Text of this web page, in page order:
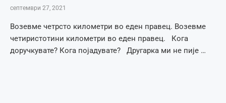
септември 27, 2021
Возевме четрсто километри во еден правец. Возевме
четиристотини километри во еден правец. Кога
доручкувате? Кога појадувате? Другарка ми не пије …